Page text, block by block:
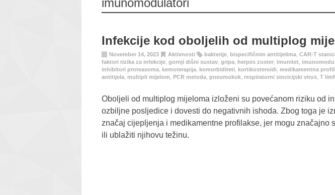
imunomodulatori
Infekcije kod oboljelih od multiplog
November 14, 2023 Aktivnosti bakterije bispecifičnim antitijelima CAR-T
faktori rizika za infekcije gornji dišni sustav gripa herpes zoster imunitet
inhibitori proteasoma
kemoterapija komorbiditeti kortikosteroidi medikamentna
antitijela multipli mijelom PCR metoda pneumokok respiratorni sincicijski virus T
Oboljeli od multiplog mijeloma izloženi su povećanom riziku od
ozbiljne posljedice i dovesti do negativnih ishoda. Zbog toga je
značaj cijepljenja i medikamentne profilakse, jer mogu značajno
ili ublažiti njihovu težinu.